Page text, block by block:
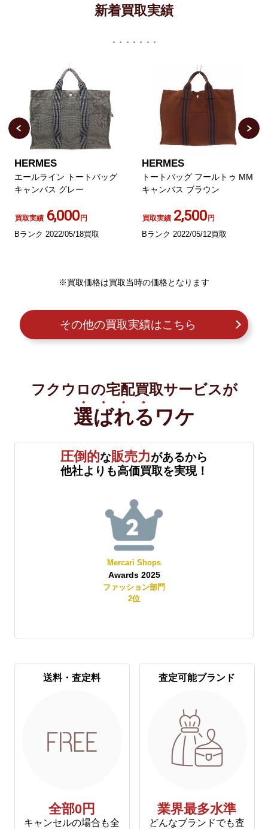
新着買取実績
HERMES
エールライン トートバッグ
キャンバス グレー
買取実績 6,000円
Bランク 2022/05/18買取
HERMES
トートバッグ フールトゥ MM
キャンバス ブラウン
買取実績 2,500円
Bランク 2022/05/12買取
※買取価格は買取当時の価格となります
その他の買取実績はこちら
フクウロの宅配買取サービスが
選ばれる ワケ
圧倒的な販売力があるから
他社よりも高価買取を実現！
Mercari Shops
Awards 2025
ファッション部門
2位
送料・査定料
全部0円
キャンセルの場合も全
査定可能ブランド
業界最多水準
どんなブランドでも査